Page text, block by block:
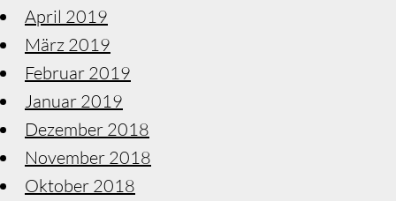
April 2019
März 2019
Februar 2019
Januar 2019
Dezember 2018
November 2018
Oktober 2018